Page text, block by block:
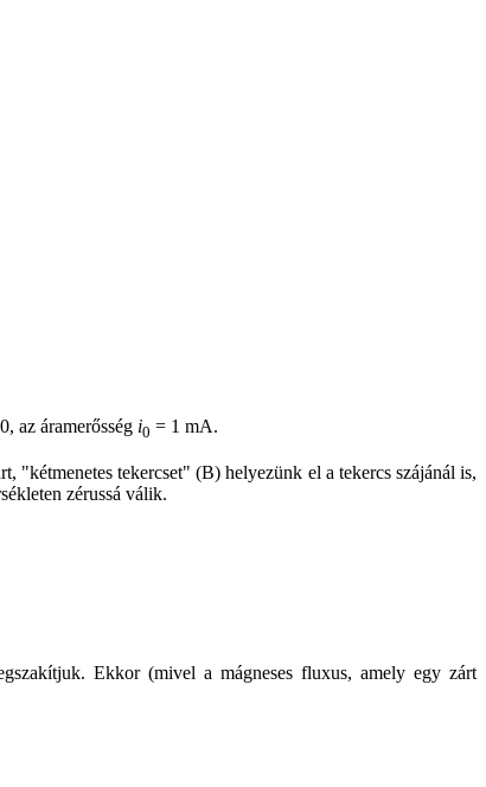
az áramerősség i0 = 1 mA.
"kétmenetes tekercset" (B) helyezünk el a tekercs szájánál is,
zérussá válik.
Ekkor (mivel a mágneses fluxus, amely egy zárt